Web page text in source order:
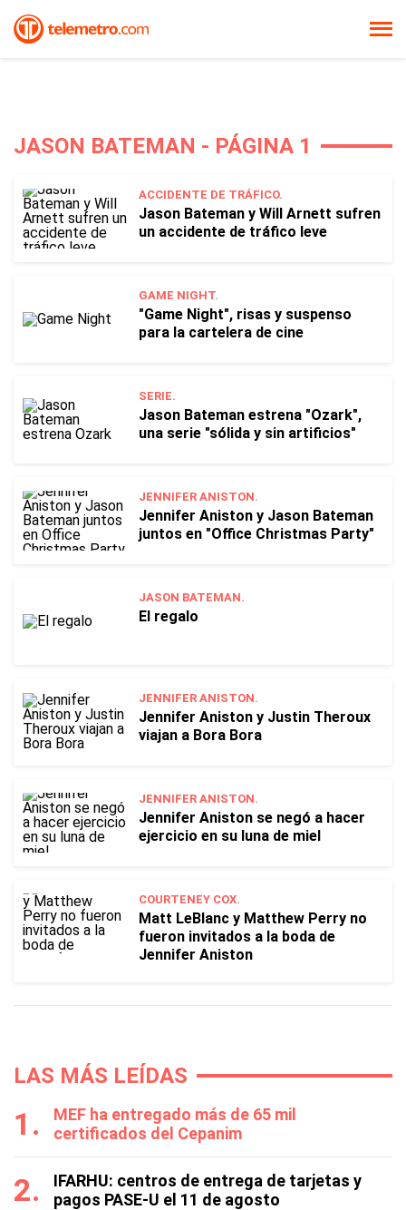
JASON BATEMAN - PÁGINA 1
ACCIDENTE DE TRÁFICO.
Jason Bateman y Will Arnett sufren
un accidente de tráfico leve
GAME NIGHT.
"Game Night", risas y suspenso
para la cartelera de cine
SERIE.
Jason Bateman estrena "Ozark",
una serie "sólida y sin artificios"
JENNIFER ANISTON.
Jennifer Aniston y Jason Bateman
juntos en "Office Christmas Party"
JASON BATEMAN.
El regalo
JENNIFER ANISTON.
Jennifer Aniston y Justin Theroux
viajan a Bora Bora
JENNIFER ANISTON.
Jennifer Aniston se negó a hacer
ejercicio en su luna de miel
COURTENEY COX.
Matt LeBlanc y Matthew Perry no
fueron invitados a la boda de
Jennifer Aniston
LAS MÁS LEÍDAS
MEF ha entregado más de 65 mil
certificados del Cepanim
IFARHU: centros de entrega de tarjetas y
pagos PASE-U el 11 de agosto